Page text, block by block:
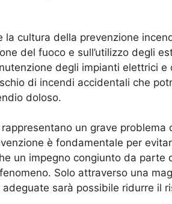
la cultura della prevenzione
del fuoco e sull’utilizzo degli
degli impianti elettrici e
di incendi accidentali che
doloso.
un grave problema
è fondamentale per
un impegno congiunto da parte
Solo attraverso una
adeguate sarà possibile ridurre il